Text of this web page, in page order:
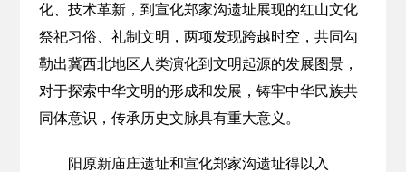
化、技术革新，到宣化郑家沟遗址展现的红山文化
祭祀习俗、礼制文明，两项发现跨越时空，共同勾
勒出冀西北地区人类演化到文明起源的发展图景，
对于探索中华文明的形成和发展，铸牢中华民族共
同体意识，传承历史文脉具有重大意义。
阳原新庙庄遗址和宣化郑家沟遗址得以入